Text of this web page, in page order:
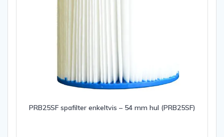
PRB25SF spafilter enkeltvis – 54 mm hul (PRB25SF)